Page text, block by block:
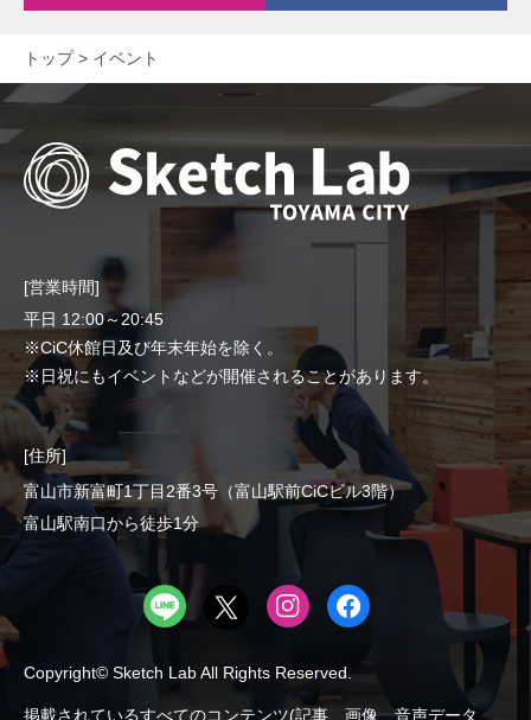
トップ イベント
[営業時間]
平日 12:00～20:45
※CiC休館日及び年末年始を除く。
※日祝にもイベントなどが開催されることがあります。
[住所]
富山市新富町1丁目2番3号（富山駅前CiCビル3階）
富山駅南口から徒歩1分
Copyright© Sketch Lab All Rights Reserved.
掲載されているすべてのコンテンツ(記事、画像、音声データ、